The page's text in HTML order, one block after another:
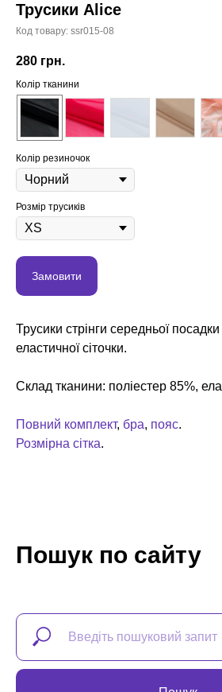
Трусики Alice
Код товару: ssr015-08
280 грн.
Колір тканини
Колір резиночок
Розмір трусиків
Замовити
Трусики стрінги середньої
еластичної сіточки.
Склад тканини: поліестер 85%,
Повний комплект, бра, пояс.
Розмірна сітка.
Пошук по сайту